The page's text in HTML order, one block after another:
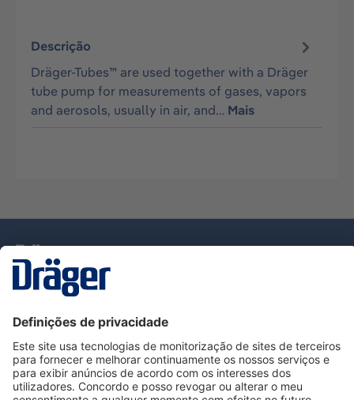
Descrição
Dräger-Tubes™ are used together with a Dräger
tube pump for measurements of gases, vapors
and aerosols, usually in air, and… Mais
Serviço de Apoio ao Cliente Dräger
Utilização da loja
Informações